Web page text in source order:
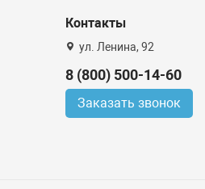
Контакты
ул. Ленина, 92
8 (800) 500-14-60
Заказать звонок